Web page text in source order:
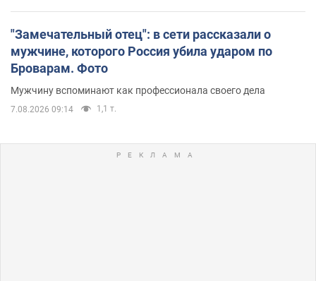
"Замечательный отец": в сети рассказали о
мужчине, которого Россия убила ударом по
Броварам. Фото
Мужчину вспоминают как профессионала своего дела
7.08.2026 09:14 1,1 т.